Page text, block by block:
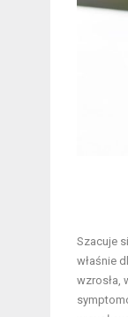
Szacuje
właśnie
wzrosła,